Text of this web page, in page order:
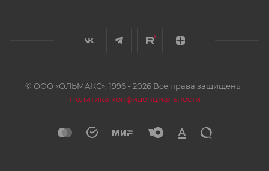
© ООО «ОЛЬМАКС», 1996 - 2026 Все права защищены.
Политика конфиденциальности